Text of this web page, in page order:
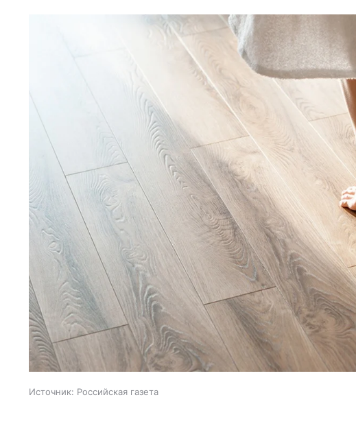
Источник: Российская газета